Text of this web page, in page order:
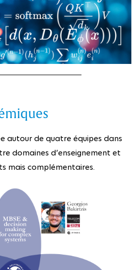
autour de quatre équipes dans
domaines d’enseignement et
mais complémentaires.